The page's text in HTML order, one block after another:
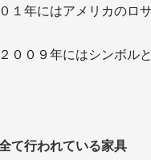
年にはアメリカのロ
００９年にはシンボル
て行われている家具